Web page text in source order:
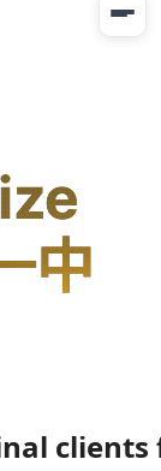
中
clients